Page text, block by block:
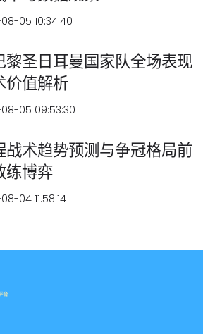
05 10:34:40
黎圣日耳曼国家队全场表现
价值解析
05 09:53:30
战术趋势预测与争冠格局前
练博弈
04 11:58:14